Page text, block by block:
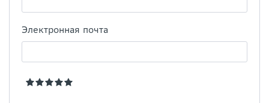
Электронная почта